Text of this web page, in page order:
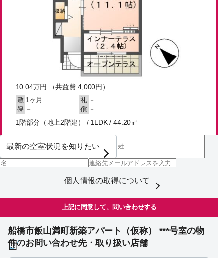
10.04万円
（共益費 4,000円）
敷 1ヶ月 礼 －
保 － 償 －
1階部分（地上2階建） / 1LDK / 44.20㎡
個人情報の取得について
上記に同意して、問い合わせする
船橋市飯山満町新築アパート（仮称） ***号室の物
件のお問い合わせ先・取り扱い店舗